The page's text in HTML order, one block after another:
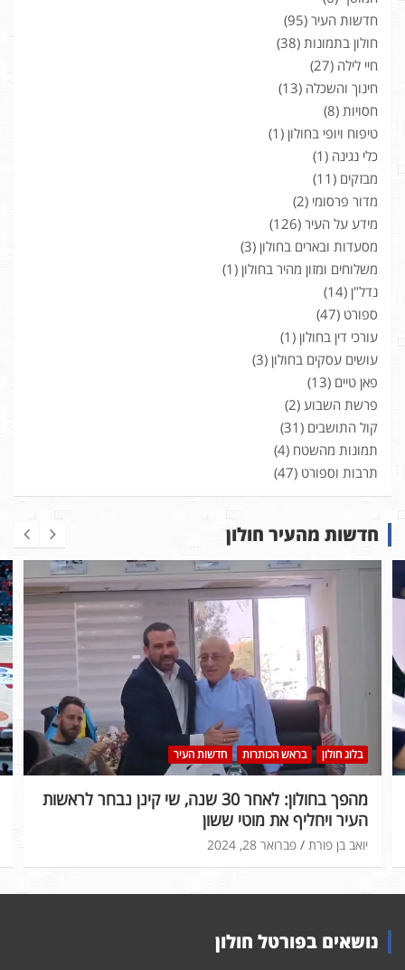
חדשות העיר (95)
חולון בתמונות (38)
חיי לילה (27)
חינוך והשכלה (13)
חסויות (8)
טיפוח ויופי בחולון (1)
כלי נגינה (1)
מבזקים (11)
מדור פרסומי (2)
מידע על העיר (126)
מסעדות ובארים בחולון (3)
משלוחים ומזון מהיר בחולון (1)
נדל"ן (14)
ספורט (47)
עורכי דין בחולון (1)
עושים עסקים בחולון (3)
פאן טיים (13)
פרשת השבוע (2)
קול התושבים (31)
תמונות מהשטח (4)
תרבות וספורט (47)
חדשות מהעיר חולון
בלוג חולון בראש הכותרות חדשות העיר
מהפך בחולון: לאחר 30 שנה, שי קינן נבחר לראשות
העיר ויחליף את מוטי ששון
פברואר 28, 2024 יואב בן פורת
נושאים בפורטל חולון